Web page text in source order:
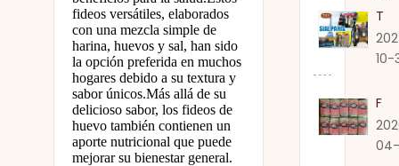
fideos versátiles, elaborados
con una mezcla simple de
harina, huevos y sal, han sido
la opción preferida en muchos
hogares debido a su textura y
sabor únicos.Más allá de su
delicioso sabor, los fideos de
huevo también contienen un
aporte nutricional que puede
mejorar su bienestar general.
10-
Fabricante premium de fideos TSY en Guangdong